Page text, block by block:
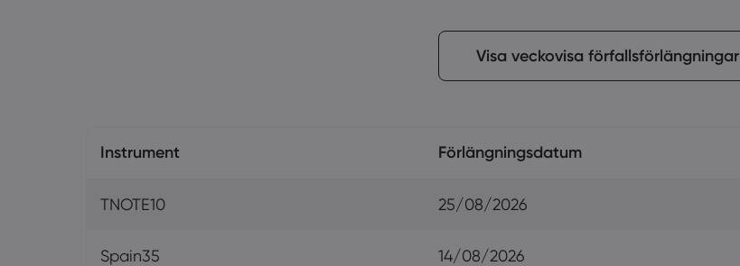
Visa veckovisa förfallsförlängningar
Instrument Förlängningsdatum
TNOTE10 25/08/2026
Spain35 14/08/2026